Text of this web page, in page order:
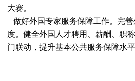
大赛。
做好外国专家服务保障工作。完善
度。健全外国人才聘用、薪酬、职
门联动，提升基本公共服务保障水平